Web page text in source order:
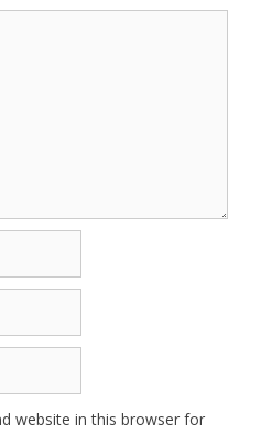
website in this browser for